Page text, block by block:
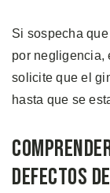
Si sospecha
por negligencia,
solicite que el
hasta que se
Defectos